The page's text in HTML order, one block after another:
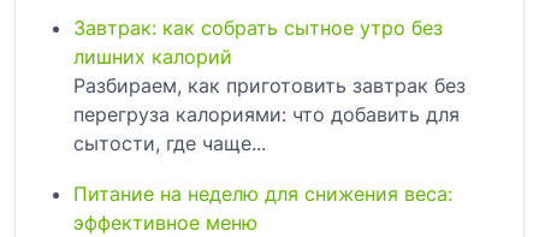
Завтрак: как собрать сытное утро без
лишних калорий
Разбираем, как приготовить завтрак без
перегруза калориями: что добавить для
сытости, где чаще...
Питание на неделю для снижения веса:
эффективное меню